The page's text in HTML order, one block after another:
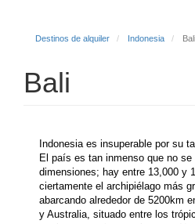
Destinos de alquiler Indonesia Bali
Bali
Indonesia es insuperable por su
El país es tan inmenso que no
dimensiones; hay entre 13,000 y
ciertamente el archipiélago más
abarcando alrededor de 5200km
y Australia, situado entre los